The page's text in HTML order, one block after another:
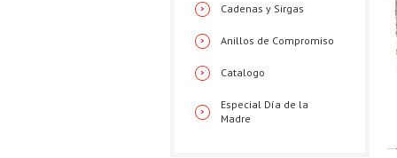
Cadenas y Sirgas
Anillos de Compromiso
Catalogo
Especial Día de la
Madre